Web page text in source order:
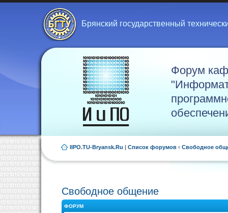
Брянский государственный
Форум
IIPO.TU-Bryansk.Ru | Список форумов ‹ Свободное
Свободное общение
ФОРУМ